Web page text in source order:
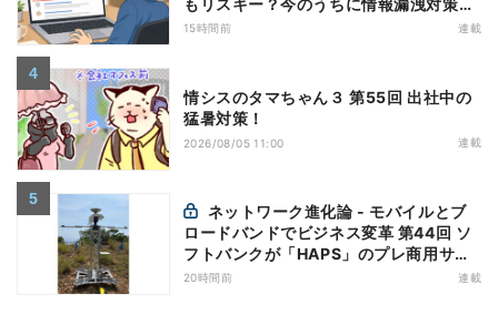
もリスキー？今のうちに情報漏洩対策を
万全にしておこう
15時間前 連載
情シスのタマちゃん３ 第55回 出社中の
猛暑対策！
2026/08/05 11:00 連載
ロードバンドでビジネス変革 第44回 ソ
フトバンクが「HAPS」のプレ商用サー
ビス開始を表明、本格的な商用展開のめ
20時間前 連載